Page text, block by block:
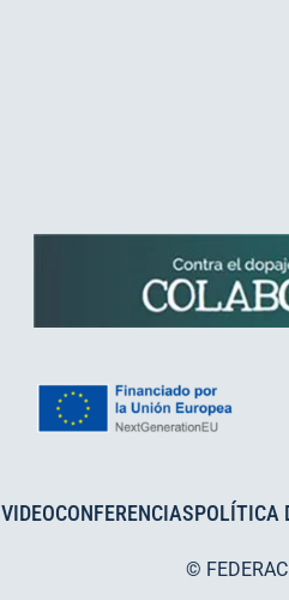
VIDEOCONFERENCIASPOLÍTICA
©